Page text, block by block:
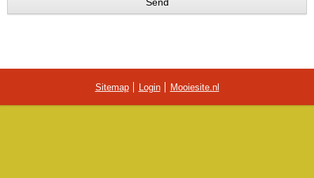
Sitemap Login Mooiesite.nl